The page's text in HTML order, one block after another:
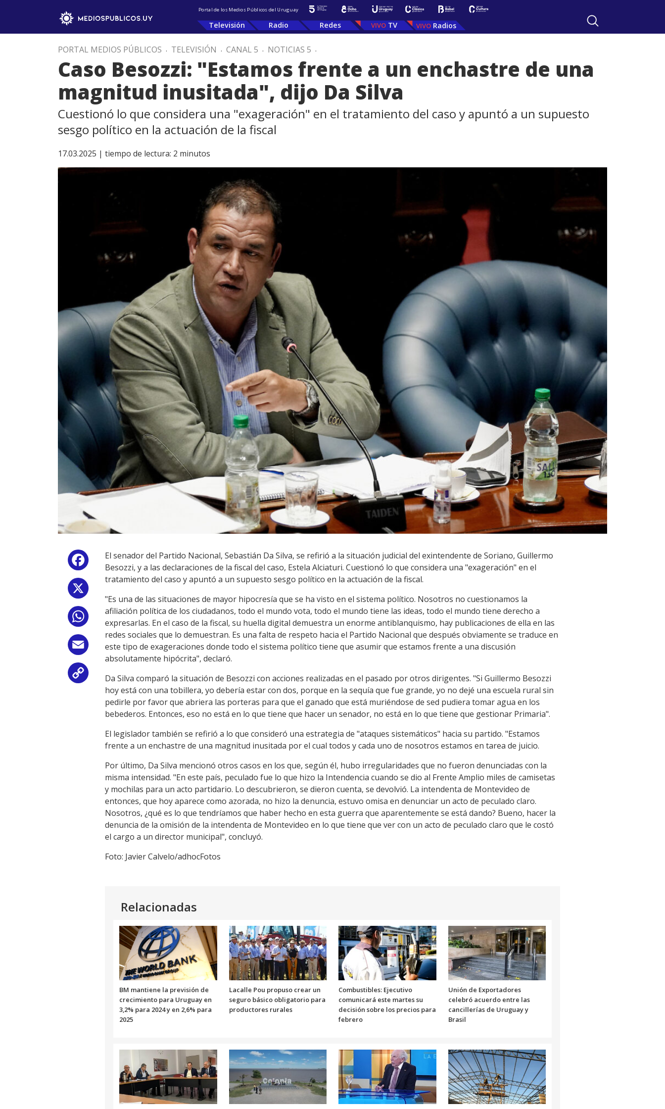
Portal de los Medios Públicos del Uruguay
Televisión Radio Redes TV Radios
PORTAL MEDIOS PÚBLICOS . TELEVISIÓN . CANAL 5 . NOTICIAS 5 .
Caso Besozzi: "Estamos frente a un enchastre de una
magnitud inusitada", dijo Da Silva
Cuestionó lo que considera una "exageración" en el tratamiento del caso y apuntó a un supuesto
sesgo político en la actuación de la fiscal
17.03.2025 | tiempo de lectura: 2 minutos
Facebook
Email
Copy
Link
El senador del Partido Nacional, Sebastián Da Silva, se refirió a la situación judicial del exintendente de Soriano, Guillermo
Besozzi, y a las declaraciones de la fiscal del caso, Estela Alciaturi. Cuestionó lo que considera una "exageración" en el
tratamiento del caso y apuntó a un supuesto sesgo político en la actuación de la fiscal.
"Es una de las situaciones de mayor hipocresía que se ha visto en el sistema político. Nosotros no cuestionamos la
afiliación política de los ciudadanos, todo el mundo vota, todo el mundo tiene las ideas, todo el mundo tiene derecho a
expresarlas. En el caso de la fiscal, su huella digital demuestra un enorme antiblanquismo, hay publicaciones de ella en las
redes sociales que lo demuestran. Es una falta de respeto hacia el Partido Nacional que después obviamente se traduce en
este tipo de exageraciones donde todo el sistema político tiene que asumir que estamos frente a una discusión
absolutamente hipócrita", declaró.
Da Silva comparó la situación de Besozzi con acciones realizadas en el pasado por otros dirigentes. "Si Guillermo Besozzi
hoy está con una tobillera, yo debería estar con dos, porque en la sequía que fue grande, yo no dejé una escuela rural sin
pedirle por favor que abriera las porteras para que el ganado que está muriéndose de sed pudiera tomar agua en los
bebederos. Entonces, eso no está en lo que tiene que hacer un senador, no está en lo que tiene que gestionar Primaria".
El legislador también se refirió a lo que consideró una estrategia de "ataques sistemáticos" hacia su partido. "Estamos
frente a un enchastre de una magnitud inusitada por el cual todos y cada uno de nosotros estamos en tarea de juicio.
Por último, Da Silva mencionó otros casos en los que, según él, hubo irregularidades que no fueron denunciadas con la
misma intensidad. "En este país, peculado fue lo que hizo la Intendencia cuando se dio al Frente Amplio miles de camisetas
y mochilas para un acto partidario. Lo descubrieron, se dieron cuenta, se devolvió. La intendenta de Montevideo de
entonces, que hoy aparece como azorada, no hizo la denuncia, estuvo omisa en denunciar un acto de peculado claro.
Nosotros, ¿qué es lo que tendríamos que haber hecho en esta guerra que aparentemente se está dando? Bueno, hacer la
denuncia de la omisión de la intendenta de Montevideo en lo que tiene que ver con un acto de peculado claro que le costó
el cargo a un director municipal", concluyó.
Foto: Javier Calvelo/adhocFotos
Relacionadas
BM mantiene la previsión de
crecimiento para Uruguay en
3,2% para 2024 y en 2,6% para
2025
Lacalle Pou propuso crear un
seguro básico obligatorio para
productores rurales
Combustibles: Ejecutivo
comunicará este martes su
decisión sobre los precios para
febrero
Unión de Exportadores
celebró acuerdo entre las
cancillerías de Uruguay y
Brasil